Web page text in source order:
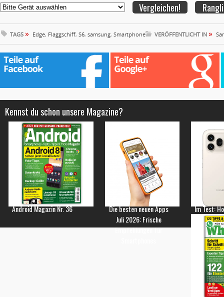
TAGS » Edge, Flaggschiff, S6, samsung, Smartphone VERÖFFENTLICHT IN »
Kennst du schon unsere Magazine?
Android Magazin Nr. 36
Die besten neuen Apps
Juli 2026: Frische
Empfehlungen für
Im Test: